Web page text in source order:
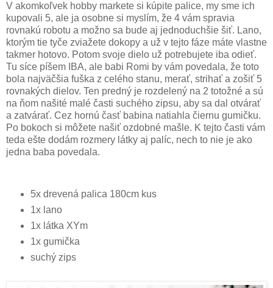
V akomkoľvek hobby markete si kúpite palice, my sme ich
kupovali 5, ale ja osobne si myslím, že 4 vám spravia
rovnakú robotu a možno sa bude aj jednoduchšie šiť. Lano,
ktorým tie tyče zviažete dokopy a už v tejto fáze máte vlastne
takmer hotovo. Potom svoje dielo už potrebujete iba odieť.
Tu síce píšem IBA, ale babi Romi by vám povedala, že toto
bola najväčšia fuška z celého stanu, merať, strihať a zošiť 5
rovnakých dielov. Ten predný je rozdelený na 2 totožné a sú
na ňom našité malé časti suchého zipsu, aby sa dal otvárať
a zatvárať. Cez hornú časť babina natiahla čiernu gumičku.
Po bokoch si môžete našiť ozdobné mašle. K tejto časti vám
teda ešte dodám rozmery látky aj palíc, nech to nie je ako
jedna baba povedala.
5x drevená palica 180cm kus
1x lano
1x látka XYm
1x gumička
suchý zips